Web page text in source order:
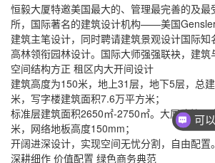
恒毅大厦特邀美国最大的、管理最完善的及最
所，国际著名的建筑设计机构——美国
建筑主笔设计，同时聘请建筑景观设计国际
高林领衔园林设计。国际大师强强联袂，建筑
空间结构方正 租区内大开间设计
建筑高度为150米，地上31层，地下5层，总
米，写字楼建筑面积7.6万平方米；
标准层建筑面积2650㎡-2750㎡。大厦建筑层
米，网络地板高度150mm；
开阔进深设计，实现空间无忧分割，自由配置。
深耕细作 价值配置 绿色商务典范